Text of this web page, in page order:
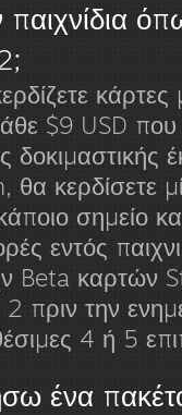
παιχνίδια
$9 USD που
κερδίσετε
σημείο
εντός
Beta καρτών
2 πριν την
4 ή 5
ένα